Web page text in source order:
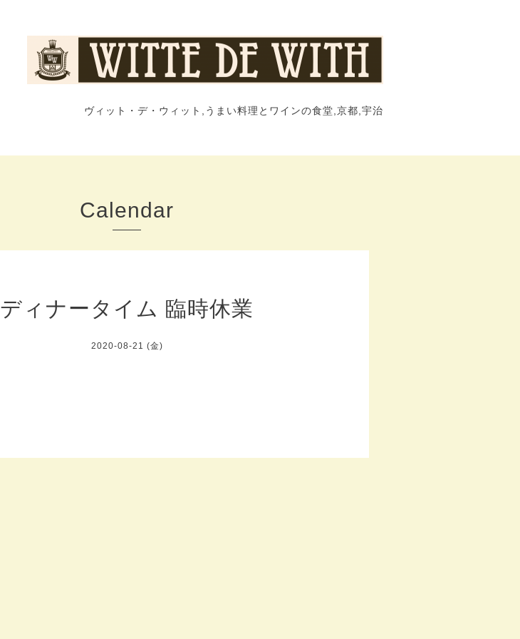
ヴィット・デ・ウィット,うまい料理とワインの食堂,京都,宇治
Calendar
ディナータイム 臨時休業
2020-08-21 (金)